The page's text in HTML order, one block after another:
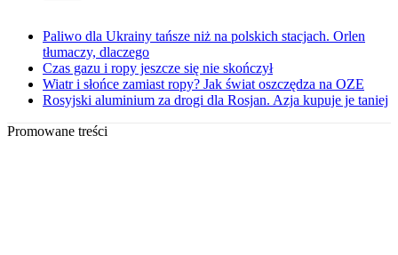
Paliwo dla Ukrainy tańsze niż na polskich stacjach. Orlen
tłumaczy, dlaczego
Czas gazu i ropy jeszcze się nie skończył
Wiatr i słońce zamiast ropy? Jak świat oszczędza na OZE
Rosyjski aluminium za drogi dla Rosjan. Azja kupuje je taniej
Promowane treści